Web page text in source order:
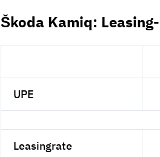
Škoda Kamiq:
UPE
Leasingrate